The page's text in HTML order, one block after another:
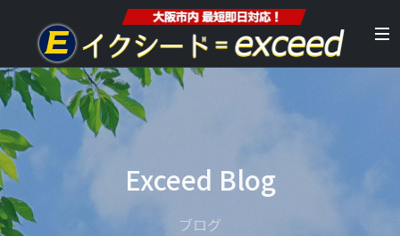
Exceed Blog
ブログ